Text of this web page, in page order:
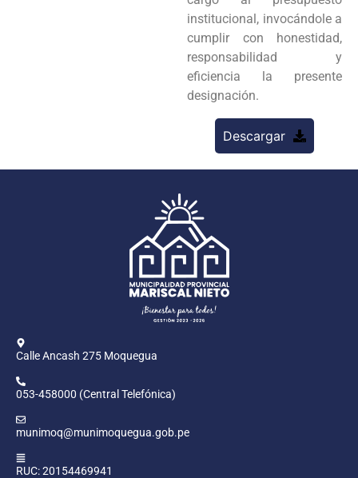
institucional, invocándole a
cumplir con honestidad,
responsabilidad y
eficiencia la presente
designación.
Descargar
Calle Ancash 275 Moquegua
053-458000 (Central Telefónica)
munimoq@munimoquegua.gob.pe
RUC: 20154469941